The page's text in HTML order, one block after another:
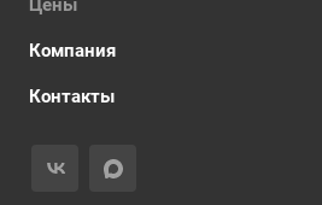
Цены
Компания
Контакты